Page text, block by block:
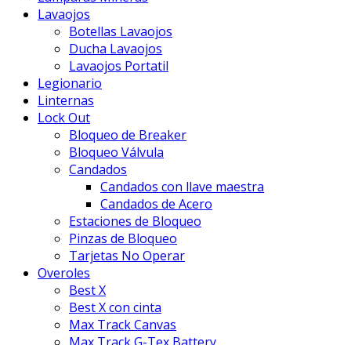
Lavaojos
Botellas Lavaojos
Ducha Lavaojos
Lavaojos Portatil
Legionario
Linternas
Lock Out
Bloqueo de Breaker
Bloqueo Válvula
Candados
Candados con llave maestra
Candados de Acero
Estaciones de Bloqueo
Pinzas de Bloqueo
Tarjetas No Operar
Overoles
Best X
Best X con cinta
Max Track Canvas